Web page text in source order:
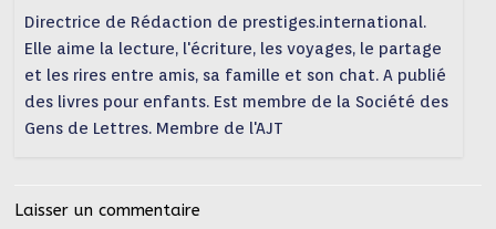
Directrice de Rédaction de prestiges.international.
Elle aime la lecture, l'écriture, les voyages, le partage
et les rires entre amis, sa famille et son chat. A publié
des livres pour enfants. Est membre de la Société des
Gens de Lettres. Membre de l'AJT
Laisser un commentaire